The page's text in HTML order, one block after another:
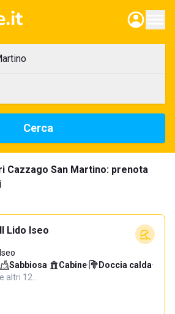
Cerca
Cazzago San Martino: prenota
Il Lido Iseo
Iseo
Sabbiosa· Cabine· Doccia calda·
e altri 12…